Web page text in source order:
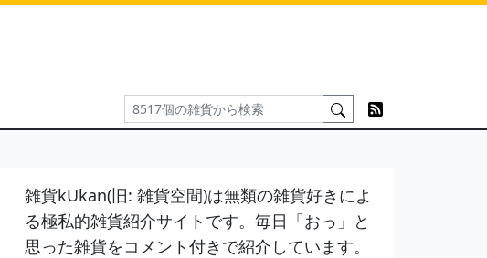
雑貨kUkan(旧: 雑貨空間)は無類の雑貨好きによ
る極私的雑貨紹介サイトです。毎日「おっ」と
思った雑貨をコメント付きで紹介しています。